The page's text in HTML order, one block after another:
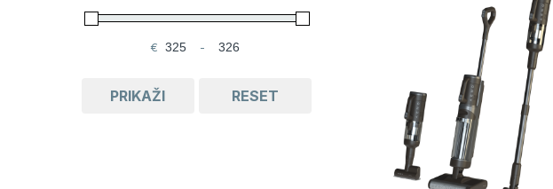
€ Minimum Price
-Maximum Price
PRIKAŽI RESET